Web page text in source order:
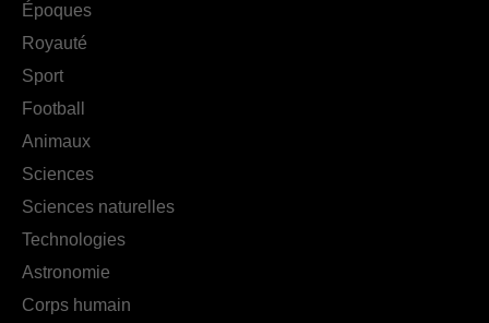
Époques
Royauté
Sport
Football
Animaux
Sciences
Sciences naturelles
Technologies
Astronomie
Corps humain